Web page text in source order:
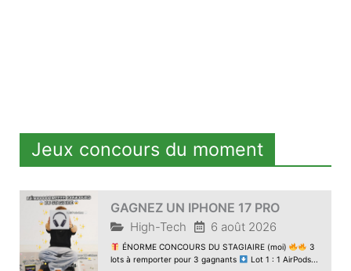
Jeux concours du moment
GAGNEZ UN IPHONE 17 PRO
High-Tech 6 août 2026
ÉNORME CONCOURS DU STAGIAIRE (moi)
3
lots à remporter pour 3 gagnants
Lot 1 : 1 AirPods...